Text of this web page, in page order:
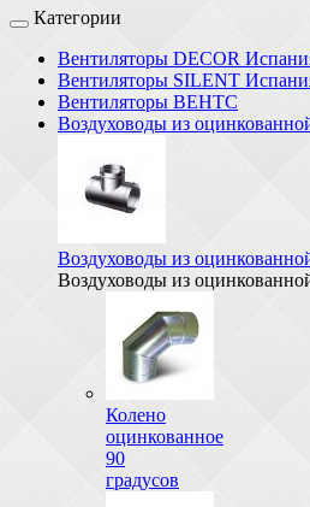
Категории
Вентиляторы DECOR
Вентиляторы SILENT
Вентиляторы ВЕНТС
Воздуховоды из
Воздуховоды из
Воздуховоды из
Колено
оцинкованное
90
градусов